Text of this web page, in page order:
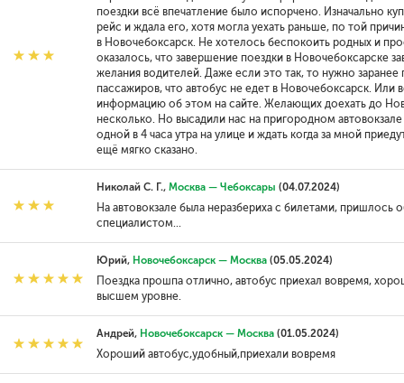
поездки всё впечатление было испорчено. Изначально
рейс и ждала его, хотя могла уехать раньше, по той
в Новочебоксарск. Не хотелось беспокоить родных и
оказалось, что завершение поездки в Новочебоксарске
желания водителей. Даже если это так, то нужно заранее
пассажиров, что автобус не едет в Новочебоксарск. Или
информацию об этом на сайте. Желающих доехать до
несколько. Но высадили нас на пригородном
одной в 4 часа утра на улице и ждать когда за мной
ещё мягко сказано.
Николай С. Г., Москва — Чебоксары (04.07.2024)
На автовокзале была неразбериха с билетами, пришлось
специалистом...
Юрий, Новочебоксарск — Москва(05.05.2024)
Поездка прошпа отлично, автобус приехал вовремя,
высшем уровне.
Андрей, Новочебоксарск — Москва(01.05.2024)
Хороший автобус,удобный,приехали вовремя